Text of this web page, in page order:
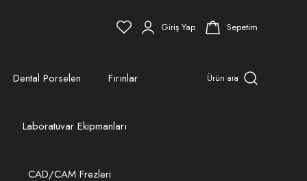
Giriş Yap Sepetim
Dental Porselen Fırınlar
Laboratuvar Ekipmanları
CAD/CAM Frezleri
Ürün ara